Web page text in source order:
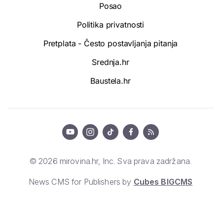
Posao
Politika privatnosti
Pretplata - Često postavljanja pitanja
Srednja.hr
Baustela.hr
© 2026 mirovina.hr, Inc. Sva prava zadržana.
News CMS for Publishers by Cubes BIGCMS